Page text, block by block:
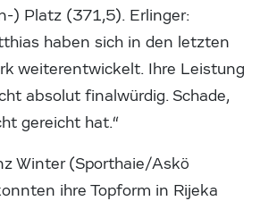
) Platz (371,5). Erlinger:
haben sich in den letzten
weiterentwickelt. Ihre Leistung
absolut finalwürdig. Schade,
gereicht hat.“
Winter (Sporthaie/Askö
ihre Topform in Rijeka